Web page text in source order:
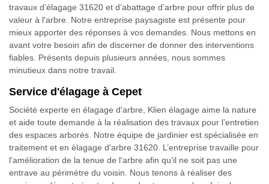
travaux d’élagage 31620 et d’abattage d’arbre pour offrir plus de
valeur à l'arbre. Notre entreprise paysagiste est présente pour
mieux apporter des réponses à vos demandes. Nous mettons en
avant votre besoin afin de discerner de donner des interventions
fiables. Présents depuis plusieurs années, nous sommes
minutieux dans notre travail.
Service d'élagage à Cepet
Société experte en élagage d'arbre, Klien élagage aime la nature
et aide toute demande à la réalisation des travaux pour l’entretien
des espaces arborés. Notre équipe de jardinier est spécialisée en
traitement et en élagage d'arbre 31620. L’entreprise travaille pour
l’amélioration de la tenue de l'arbre afin qu'il ne soit pas une
entrave au périmètre du voisin. Nous tenons à réaliser des